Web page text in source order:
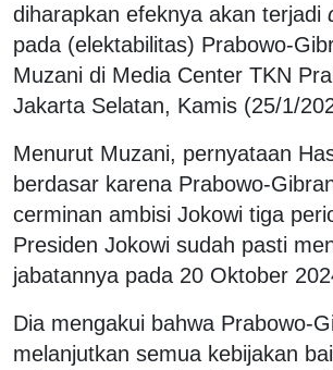
diharapkan efeknya akan terjadi
pada (elektabilitas) Prabowo-
Muzani di Media Center TKN
Jakarta Selatan, Kamis (25/1/
Menurut Muzani, pernyataan
berdasar karena Prabowo-
cerminan ambisi Jokowi tiga
Presiden Jokowi sudah pasti
jabatannya pada 20 Oktober
Dia mengakui bahwa Prabowo-
melanjutkan semua kebijakan